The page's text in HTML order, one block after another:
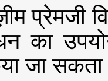
प्रेमजी
का
जा